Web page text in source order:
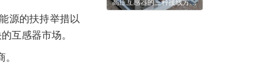
源的扶持举措以
互感器市场。